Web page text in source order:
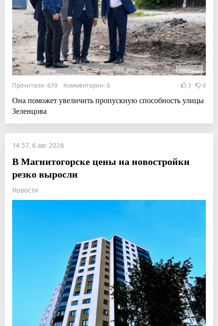
Прочитали: 639 Комментарии: 0 3 0
Она поможет увеличить пропускную способность улицы
Зеленцова
14:57, 6 авг 2026
В Магнитогорске цены на новостройки
резко выросли
Новости